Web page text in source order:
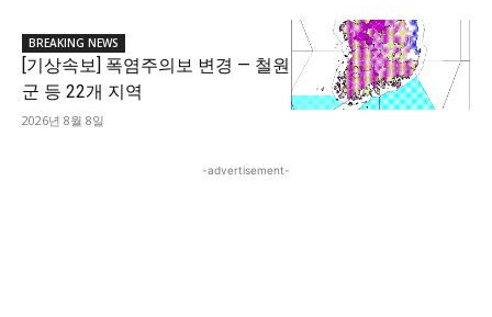
BREAKING NEWS
[기상속보] 폭염주의보 변경 — 철원
군 등 22개 지역
2026년 8월 8일
-advertisement-